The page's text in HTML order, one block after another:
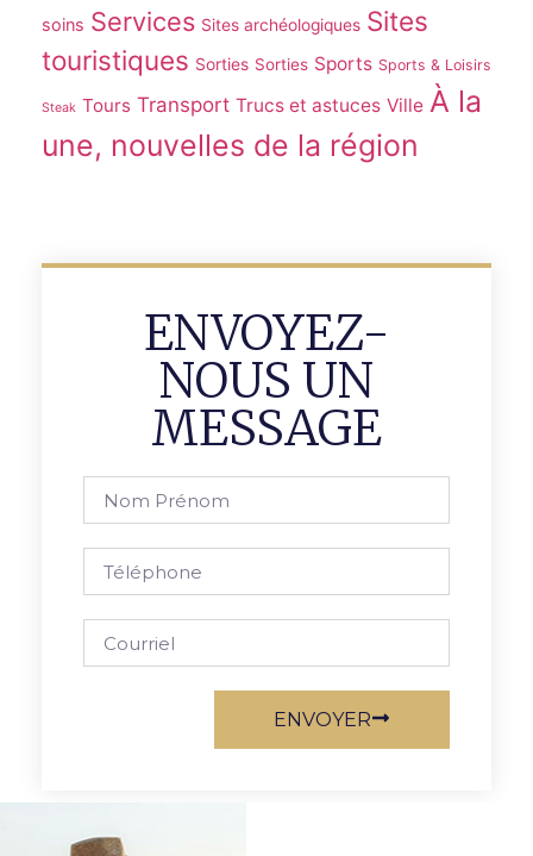
soins Services Sites archéologiques Sites
touristiques Sorties Sorties Sports Sports & Loisirs
Steak Tours Transport Trucs et astuces Ville À la
une, nouvelles de la région
ENVOYEZ-
NOUS UN
MESSAGE
ENVOYER